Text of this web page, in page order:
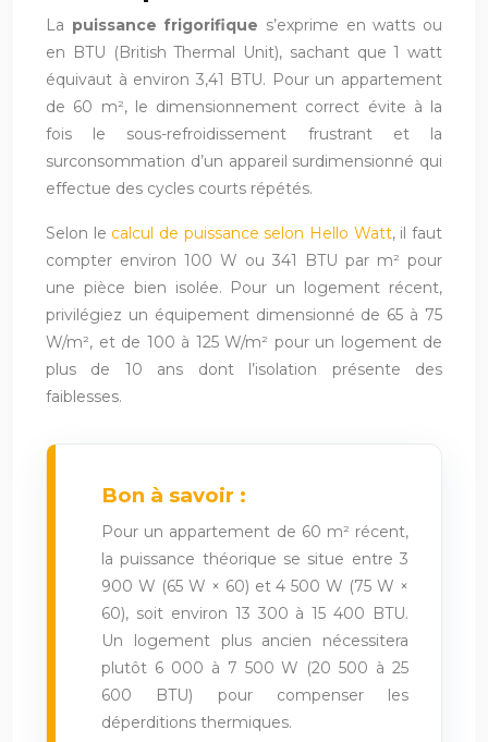
La puissance frigorifique s’exprime en watts ou
en BTU (British Thermal Unit), sachant que 1 watt
équivaut à environ 3,41 BTU. Pour un appartement
de 60 m², le dimensionnement correct évite à la
fois le sous-refroidissement frustrant et la
surconsommation d’un appareil surdimensionné qui
effectue des cycles courts répétés.
Selon le calcul de puissance selon Hello Watt, il faut
compter environ 100 W ou 341 BTU par m² pour
une pièce bien isolée. Pour un logement récent,
privilégiez un équipement dimensionné de 65 à 75
W/m², et de 100 à 125 W/m² pour un logement de
plus de 10 ans dont l’isolation présente des
faiblesses.
Bon à savoir :
Pour un appartement de 60 m² récent,
la puissance théorique se situe entre 3
900 W (65 W × 60) et 4 500 W (75 W ×
60), soit environ 13 300 à 15 400 BTU.
Un logement plus ancien nécessitera
plutôt 6 000 à 7 500 W (20 500 à 25
600 BTU) pour compenser les
déperditions thermiques.